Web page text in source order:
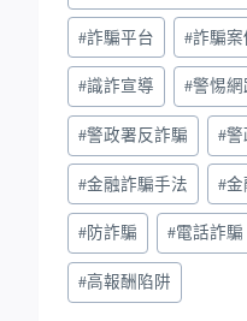
#詐騙平台 #詐騙案
#識詐宣導 #警惕網
#警政署反詐騙 #警
#金融詐騙手法 #金
#防詐騙 #電話詐騙
#高報酬陷阱